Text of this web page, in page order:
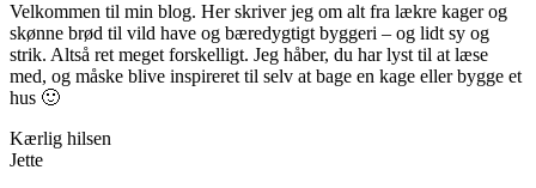
Velkommen til min blog. Her skriver jeg om alt fra lækre kager og
skønne brød til vild have og bæredygtigt byggeri – og lidt sy og
strik. Altså ret meget forskelligt. Jeg håber, du har lyst til at læse
med, og måske blive inspireret til selv at bage en kage eller bygge et
hus 🙂
Kærlig hilsen
Jette